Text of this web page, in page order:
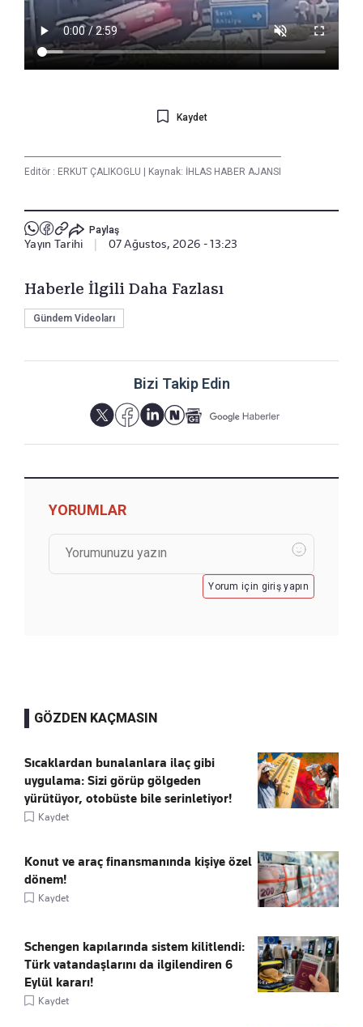
Kaydet
Editör : ERKUT ÇALIKOGLU Kaynak: İHLAS HABER AJANSI
Paylaş
Yayın Tarihi 07 Ağustos, 2026 - 13:23
Haberle İlgili Daha Fazlası
Gündem Videoları
Bizi Takip Edin
YORUMLAR
Yorum için giriş yapın
GÖZDEN KAÇMASIN
Sıcaklardan bunalanlara ilaç gibi
uygulama: Sizi görüp gölgeden
yürütüyor, otobüste bile serinletiyor!
Kaydet
Konut ve araç finansmanında kişiye özel
dönem!
Kaydet
Schengen kapılarında sistem kilitlendi:
Türk vatandaşlarını da ilgilendiren 6
Eylül kararı!
Kaydet